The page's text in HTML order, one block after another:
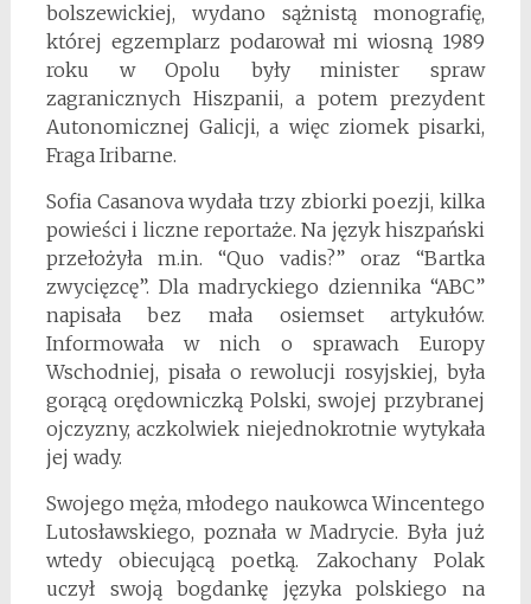
bolszewickiej, wydano sążnistą monografię,
której egzemplarz podarował mi wiosną 1989
roku w Opolu były minister spraw
zagranicznych Hiszpanii, a potem prezydent
Autonomicznej Galicji, a więc ziomek pisarki,
Fraga Iribarne.
Sofia Casanova wydała trzy zbiorki poezji, kilka
powieści i liczne reportaże. Na język hiszpański
przełożyła m.in. “Quo vadis?” oraz “Bartka
zwycięzcę”. Dla madryckiego dziennika “ABC”
napisała bez mała osiemset artykułów.
Informowała w nich o sprawach Europy
Wschodniej, pisała o rewolucji rosyjskiej, była
gorącą orędowniczką Polski, swojej przybranej
ojczyzny, aczkolwiek niejednokrotnie wytykała
jej wady.
Swojego męża, młodego naukowca Wincentego
Lutosławskiego, poznała w Madrycie. Była już
wtedy obiecującą poetką. Zakochany Polak
uczył swoją bogdankę języka polskiego na